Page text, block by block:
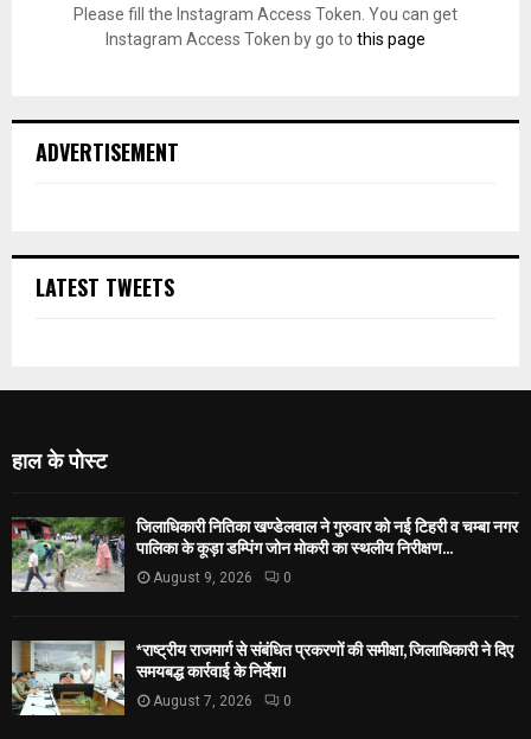
Please fill the Instagram Access Token. You can get
Instagram Access Token by go to this page
ADVERTISEMENT
LATEST TWEETS
हाल के पोस्ट
जिलाधिकारी नितिका खण्डेलवाल ने गुरुवार को नई टिहरी व चम्बा नगर
पालिका के कूड़ा डम्पिंग जोन मोकरी का स्थलीय निरीक्षण...
August 9, 2026 0
*राष्ट्रीय राजमार्ग से संबंधित प्रकरणों की समीक्षा, जिलाधिकारी ने दिए
समयबद्ध कार्रवाई के निर्देश।
August 7, 2026 0